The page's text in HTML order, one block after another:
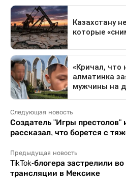
Следующая новость
Создатель "Игры престолов"
рассказал, что борется с
Предыдущая новость
TikTok-блогера застрелили
трансляции в Мексике